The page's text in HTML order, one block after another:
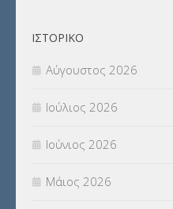
ΙΣΤΟΡΙΚΌ
Αύγουστος 2026
Ιούλιος 2026
Ιούνιος 2026
Μάιος 2026